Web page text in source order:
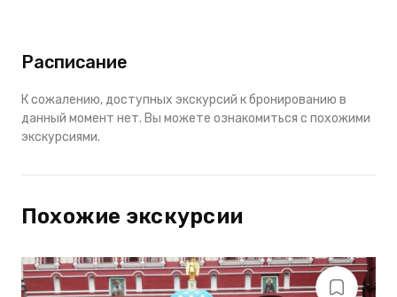
Расписание
К сожалению, доступных экскурсий к бронированию в
данный момент нет. Вы можете ознакомиться с похожими
экскурсиями.
Похожие экскурсии